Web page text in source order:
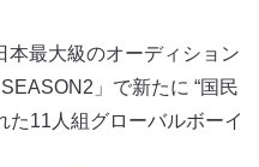
本最大級のオーディション
」で新たに “国民
た11人組グローバルボーイ